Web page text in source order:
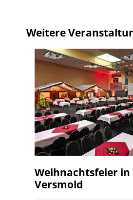
Weitere
Weihnachtsfeier in
Versmold